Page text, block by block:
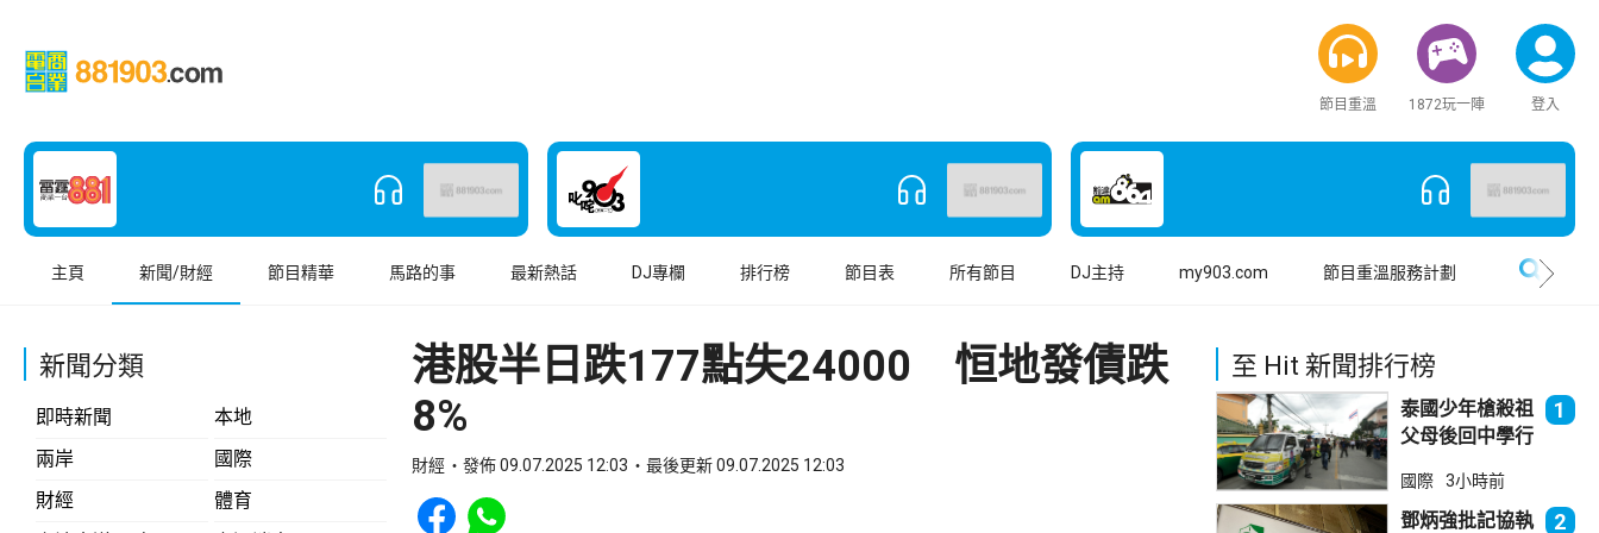
節目重溫 1872玩一陣 登入
主頁 新聞/財經 節目精華 馬路的事 最新熱話 DJ專欄 排行榜 節目表 所有節目 DJ主持 my903.com 節目重溫服務計劃
新聞分類
即時新聞
本地
兩岸
國際
財經
體育
港股半日跌177點失24000 恒地發債跌
8%
財經 發佈 09.07.2025 12:03 最後更新 09.07.2025 12:03
Share to Facebook
Share to WhatsApp
至 Hit 新聞排行榜
泰國少年槍殺祖
父母後回中學行
死23傷
1
國際 3小時前
鄧炳強批記協執 2